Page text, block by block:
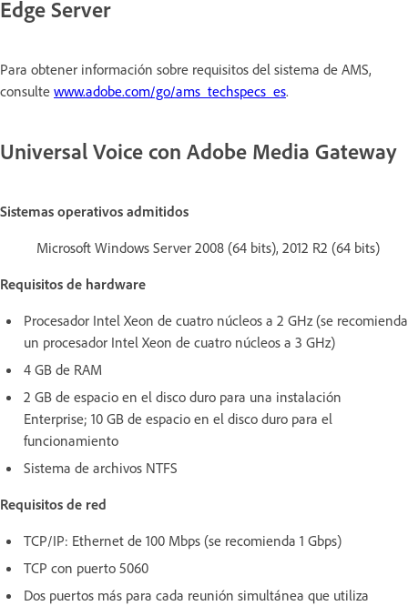
Edge Server
Para obtener información sobre requisitos del sistema de AMS,
consulte www.adobe.com/go/ams_techspecs_es.
Universal Voice con Adobe Media Gateway
Sistemas operativos admitidos
Microsoft Windows Server 2008 (64 bits), 2012 R2 (64 bits)
Requisitos de hardware
Procesador Intel Xeon de cuatro núcleos a 2 GHz (se recomienda
un procesador Intel Xeon de cuatro núcleos a 3 GHz)
4 GB de RAM
2 GB de espacio en el disco duro para una instalación
Enterprise; 10 GB de espacio en el disco duro para el
funcionamiento
Sistema de archivos NTFS
Requisitos de red
TCP/IP: Ethernet de 100 Mbps (se recomienda 1 Gbps)
TCP con puerto 5060
Dos puertos más para cada reunión simultánea que utiliza